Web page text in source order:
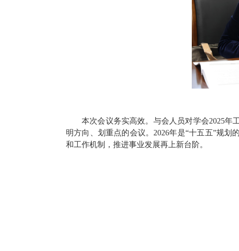
本次会议务实高效。与会人员对学会2025年
明方向、划重点的会议。2026年是“十五五”规
和工作机制，推进事业发展再上新台阶。